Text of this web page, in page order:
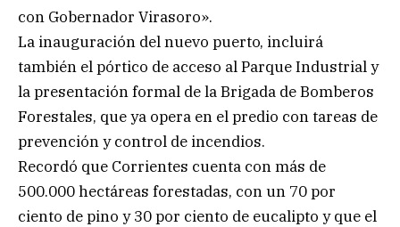
con Gobernador Virasoro».
La inauguración del nuevo puerto, incluirá
también el pórtico de acceso al Parque Industrial y
la presentación formal de la Brigada de Bomberos
Forestales, que ya opera en el predio con tareas de
prevención y control de incendios.
Recordó que Corrientes cuenta con más de
500.000 hectáreas forestadas, con un 70 por
ciento de pino y 30 por ciento de eucalipto y que el